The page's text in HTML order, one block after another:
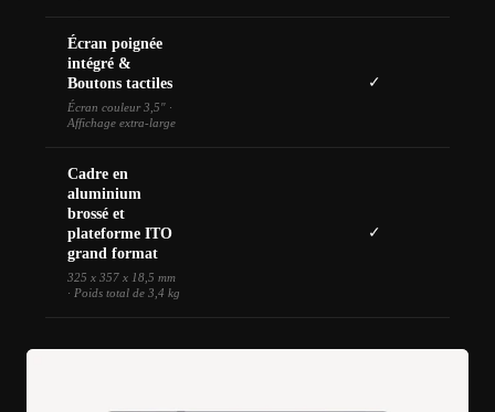
Écran poignée
intégré &
Boutons tactiles
Écran couleur 3,5" ·
Affichage extra-large
✓
Cadre en
aluminium
brossé et
plateforme ITO
grand format
325 x 357 x 18,5 mm
· Poids total de 3,4 kg
✓